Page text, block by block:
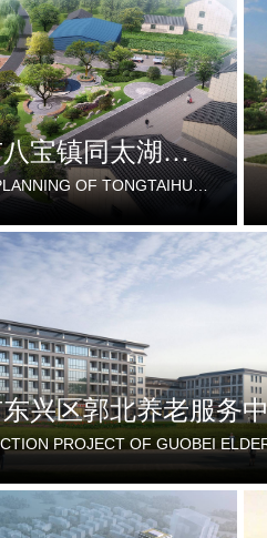
松滋市八宝镇同太湖村村庄规划
VILLAGE PLANNING OF TONGTAIHU VILLAGE, BABAO TOWN, SONGZI CITY